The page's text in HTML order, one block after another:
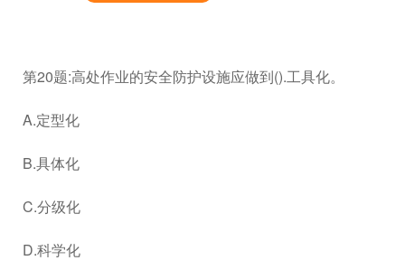
第20题:高处作业的安全防护设施应做到().工具化。
A.定型化
B.具体化
C.分级化
D.科学化